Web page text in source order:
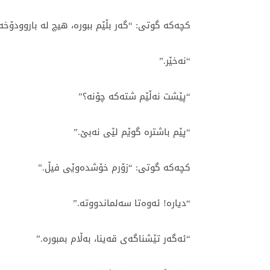
کچەکە گوتی: “گەر بڵێم ببورە، هیچ لە
“نەخێر.”
“پێشت نەڵێم شتەکە چۆنە؟”
“پێم باشترە گوێم لێی نەبێ.”
کچەکە گوتی: “زۆرم خۆشدەوێی فیڵ.”
“دیارە! ئەوەتا سەلماندووتە.”
“ئەگەر تێشناگەی قەینا، بەڵام بمبورە.”